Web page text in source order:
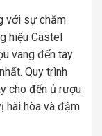
với sự chăm
hiệu Castel
vang đến tay
Quy trình
cho đến ủ rượu
hài hòa và đậm